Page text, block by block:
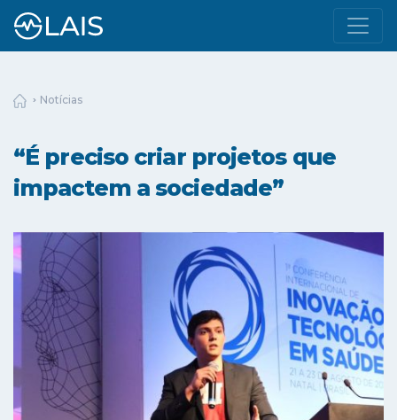
Notícias
“É preciso criar projetos que
impactem a sociedade”